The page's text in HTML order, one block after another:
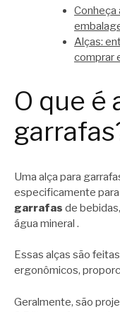
Conheça
Alças:
comprar
O que é
Uma alça para
especificamente para
garrafas de
água mineral .
Essas alças são
ergonômicos,
Geralmente, são